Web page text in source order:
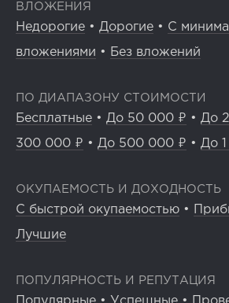
ВЛОЖЕНИЯ
Недорогие • Дорогие • С
вложениями • Без вложений
ПО ДИАПАЗОНУ СТОИМОСТИ
Бесплатные • До 50 000 ₽ • До
300 000 ₽ • До 500 000 ₽ • До
ОКУПАЕМОСТЬ И ДОХОДНОСТЬ
С быстрой окупаемостью •
Лучшие
ПОПУЛЯРНОСТЬ И РЕПУТАЦИЯ
Популярные • Успешные •